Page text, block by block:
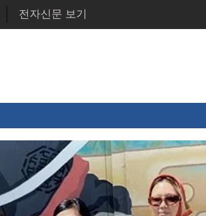
전자신문 보기
샌드라 황 부의장, 한인비영리단체에 36만불 예산 지원